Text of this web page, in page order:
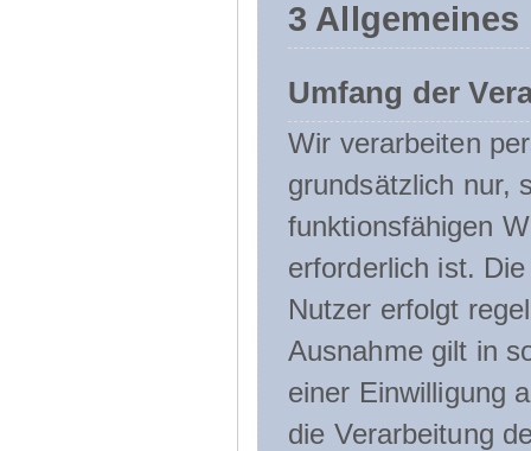
3
Umfang der
Wir verarbeiten
grundsätzlich nur,
funktionsfähigen
erforderlich ist.
Nutzer erfolgt
Ausnahme gilt in
einer Einwilligung
die Verarbeitung